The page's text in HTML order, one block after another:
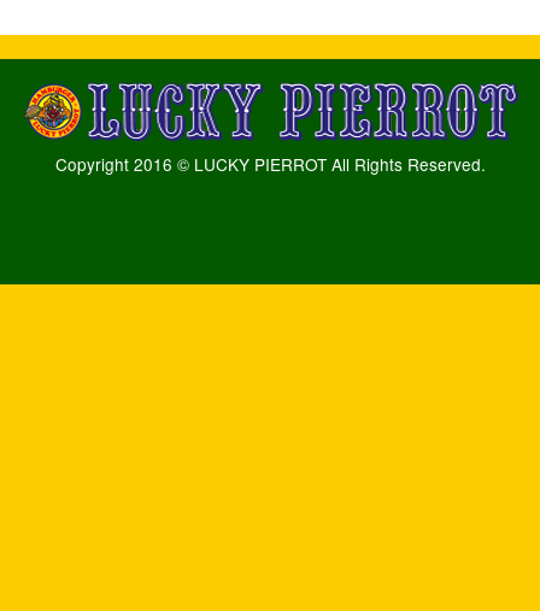
Copyright 2016 © LUCKY PIERROT All Rights Reserved.